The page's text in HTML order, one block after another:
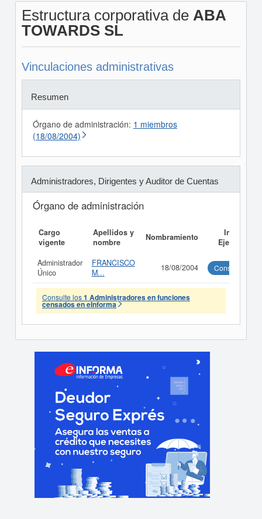
Estructura corporativa de ABA
TOWARDS SL
Vinculaciones administrativas
Resumen
Órgano de administración: 1 miembros
(18/08/2004)
Administradores, Dirigentes y Auditor de Cuentas
Órgano de administración
Cargo
vigente
Apellidos y
nombre
Nombramiento
Informe
Ejecutivo
Administrador
Único
FRANCISCO
M...
18/08/2004 Consultar
Consulte los1 Administradores en funciones
censados en eInforma